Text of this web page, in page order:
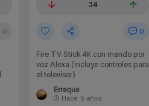
0
34
0
Fire TV Stick 4K con mando por
voz Alexa (incluye controles para
el televisor)
Erreque
Hace 5 años